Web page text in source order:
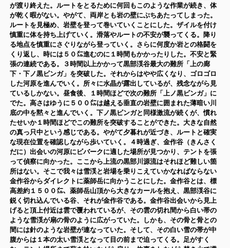
が渡り終えた。ルートをとるために何回もこのような作業が続き、体
が乾く暇がない。やがて、両岸とも岩の壁にぶちあたってしまった。
ルートを見極め、岩壁を登って巻いていくことにした。ザイルを付け
慎重に体を持ち上げていく。滑落やルートの不安が襲ってくる。降り
る地点を慎重にさぐりながら登っていく。さらに何度か岩との格闘を
くり返し、時には５０㍍進むのに１時間もかかったりした。不安と緊
張の連続である。３時間以上かかって黒部渓谷最大の難所「上の廊
下・下ノ黒ビンガ」を突破した。それからはやや広くなり、ゴロゴロ
した河原を進んでいく。所々に水晶が露出しているが、残念ながら見
ているしかない。昼食後、１時間ほどで次の難所「上ノ黒ビンガ」に
でた。高さはゆうに５００㍍は越える垂直の岩壁に囲まれた薄暗い川
底の中を黙々と進んでいく。下ノ黒ビンガと同様激流が続くが、慣れ
たせいか１時間ほどでこの難所を突破することができた。大きな自然
の真っ只中という感じである。やがて夕暮れが近づき、ルートと確実
な現在位置を確認しながら歩いていく。４時過ぎ、金作谷（きんさく
だに）出会いの河原にビバークに適した場所が見つかり、テントを張
って偵察に向かった。ここから上流の黒部川源流はそれほど難しい箇
所はない。そこで我々は雪渓と岩場を乗りこえていかなればならない
金作谷からダイレクトに薬師岳に向かうことにした。金作谷とは、標
高差約１５００㍍、薬師岳山頂から大きなカールを抱え、黒部渓谷に
鋭く切れ込んでいる谷、それが金作谷である。金作谷出会いから見上
げると頂上付近は雲で覆われているが、その雲の切れ間から白い帯の
ような雪渓が扇の骨のように広がっていた。しかも、その骨と骨との
間には針のような岩壁が連なっていた。そして、その白い雪の帯が中
腹からは１本の太い雪渓となって目の前まで迫ってくる。足がすく